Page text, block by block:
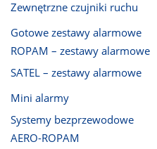
Zewnętrzne czujniki ruchu
Gotowe zestawy alarmowe
ROPAM – zestawy alarmowe
SATEL – zestawy alarmowe
Mini alarmy
Systemy bezprzewodowe
AERO-ROPAM